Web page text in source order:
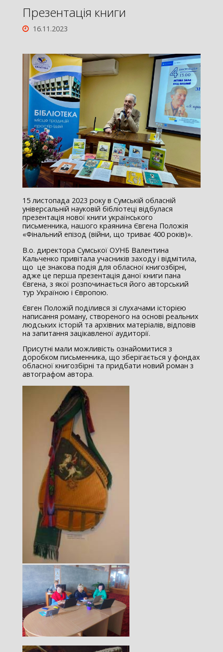
Презентація книги
16.11.2023
15 листопада 2023 року в Сумській обласній
універсальній науковій бібліотеці відбулася
презентація нової книги українського
письменника, нашого краянина Євгена Положія
«Фінальний епізод (війни, що триває 400 років)».
В.о. директора Сумської ОУНБ Валентина
Кальченко привітала учасників заходу і відмітила,
що це знакова подія для обласної книгозбірні,
адже це перша презентація даної книги пана
Євгена, з якої розпочинається його авторський
тур Україною і Європою.
Євген Положій поділився зі слухачами історією
написання роману, створеного на основі реальних
людських історій та архівних матеріалів, відповів
на запитання зацікавленої аудиторії.
Присутні мали можливість ознайомитися з
доробком письменника, що зберігається у фондах
обласної книгозбірні та придбати новий роман з
автографом автора.